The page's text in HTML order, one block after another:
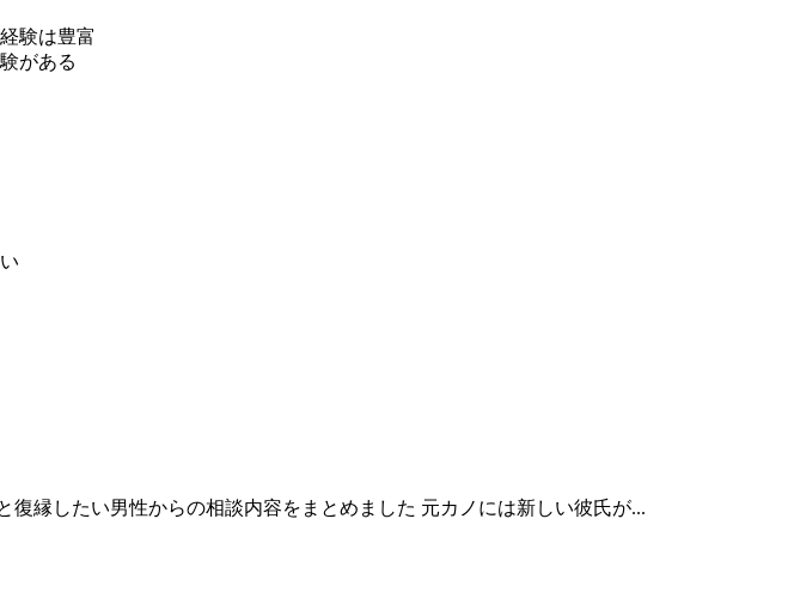
験は豊富
がある
縁したい男性からの相談内容をまとめました 元カノには新しい彼氏が...